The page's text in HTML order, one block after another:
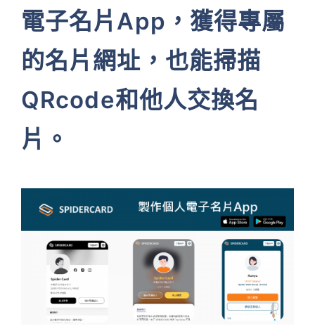
電子名片App，獲得專屬
的名片網址，也能掃描
QRcode和他人交換名
片。